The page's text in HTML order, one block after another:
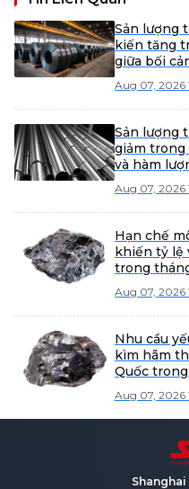
Sản lượng
kiến tăng
giữa bối
Aug 07, 2026
Sản lượng
giảm trong
và hàm
Aug 07, 2026
Hạn chế
khiến tỷ lệ
trong
Aug 07, 2026
Nhu cầu
kìm hãm
Quốc
Aug 07, 2026